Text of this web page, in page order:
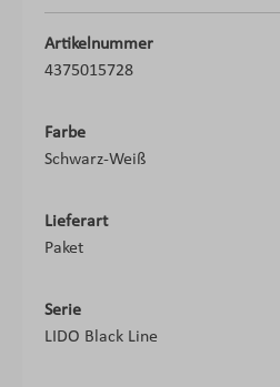
Artikelnummer
4375015728
Farbe
Schwarz-Weiß
Lieferart
Paket
Serie
LIDO Black Line